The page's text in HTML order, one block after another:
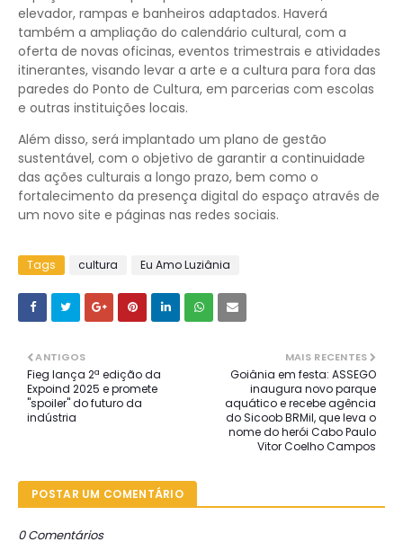
elevador, rampas e banheiros adaptados. Haverá
também a ampliação do calendário cultural, com a
oferta de novas oficinas, eventos trimestrais e atividades
itinerantes, visando levar a arte e a cultura para fora das
paredes do Ponto de Cultura, em parcerias com escolas
e outras instituições locais.
Além disso, será implantado um plano de gestão
sustentável, com o objetivo de garantir a continuidade
das ações culturais a longo prazo, bem como o
fortalecimento da presença digital do espaço através de
um novo site e páginas nas redes sociais.
Tags cultura Eu Amo Luziânia
MAIS RECENTES
Goiânia em festa: ASSEGO
inaugura novo parque
aquático e recebe agência
do Sicoob BRMil, que leva o
nome do herói Cabo Paulo
Vitor Coelho Campos
ANTIGOS
Fieg lança 2ª edição da
Expoind 2025 e promete
"spoiler" do futuro da
indústria
POSTAR UM COMENTÁRIO
0 Comentários